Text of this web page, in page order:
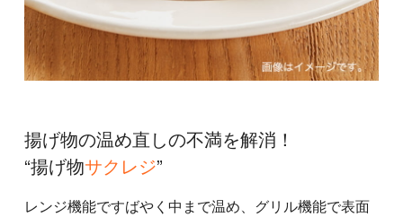
揚げ物の温め直しの不満を解消！
“揚げ物サクレジ”
レンジ機能ですばやく中まで温め、グリル機能で表面